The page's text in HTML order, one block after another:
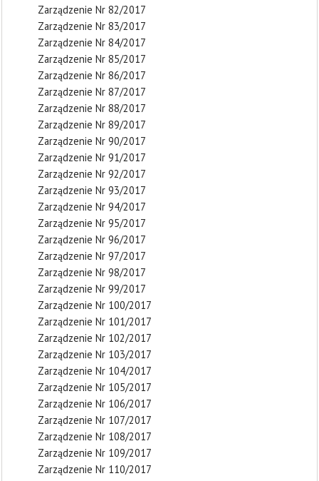
Zarządzenie Nr 82/2017
Zarządzenie Nr 83/2017
Zarządzenie Nr 84/2017
Zarządzenie Nr 85/2017
Zarządzenie Nr 86/2017
Zarządzenie Nr 87/2017
Zarządzenie Nr 88/2017
Zarządzenie Nr 89/2017
Zarządzenie Nr 90/2017
Zarządzenie Nr 91/2017
Zarządzenie Nr 92/2017
Zarządzenie Nr 93/2017
Zarządzenie Nr 94/2017
Zarządzenie Nr 95/2017
Zarządzenie Nr 96/2017
Zarządzenie Nr 97/2017
Zarządzenie Nr 98/2017
Zarządzenie Nr 99/2017
Zarządzenie Nr 100/2017
Zarządzenie Nr 101/2017
Zarządzenie Nr 102/2017
Zarządzenie Nr 103/2017
Zarządzenie Nr 104/2017
Zarządzenie Nr 105/2017
Zarządzenie Nr 106/2017
Zarządzenie Nr 107/2017
Zarządzenie Nr 108/2017
Zarządzenie Nr 109/2017
Zarządzenie Nr 110/2017